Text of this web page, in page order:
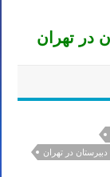
در تهران
در تهران